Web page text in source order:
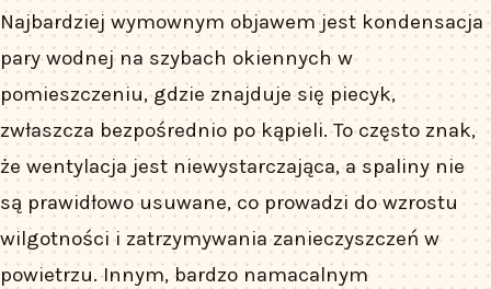
Najbardziej wymownym objawem jest kondensacja
pary wodnej na szybach okiennych w
pomieszczeniu, gdzie znajduje się piecyk,
zwłaszcza bezpośrednio po kąpieli. To często znak,
że wentylacja jest niewystarczająca, a spaliny nie
są prawidłowo usuwane, co prowadzi do wzrostu
wilgotności i zatrzymywania zanieczyszczeń w
powietrzu. Innym, bardzo namacalnym